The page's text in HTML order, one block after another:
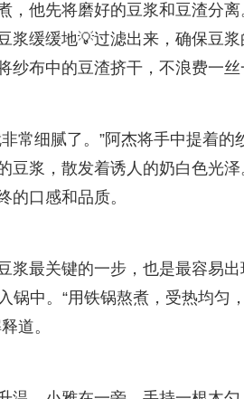
，他先将磨好的豆浆和豆渣分
浆缓缓地💡过滤出来，确保豆
布中的豆渣挤干，不浪费一丝
常细腻了。”阿杰将手中提着
豆浆，散发着诱人的奶白色光
的口感和品质。
浆最关键的一步，也是最容易
锅中。“用铁锅熬煮，受热均匀
道。